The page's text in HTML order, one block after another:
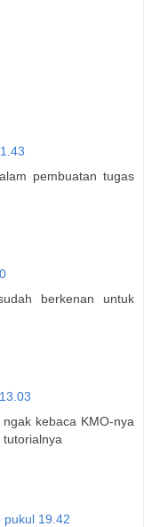
pembuatan tugas
berkenan untuk
kebaca KMO-nya
pukul 19.42